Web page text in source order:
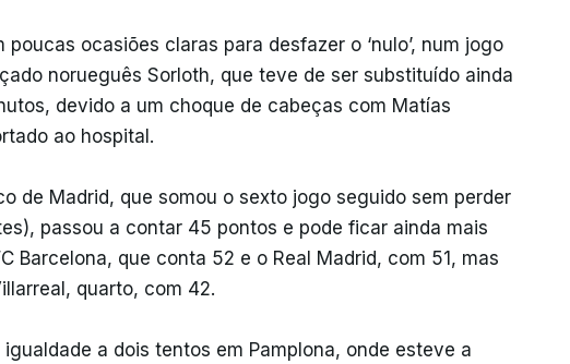
ocasiões claras para desfazer o ‘nulo’, num jogo
norueguês Sorloth, que teve de ser substituído ainda
devido a um choque de cabeças com Matías
ao hospital.
de Madrid, que somou o sexto jogo seguido sem perder
passou a contar 45 pontos e pode ficar ainda mais
Barcelona, que conta 52 e o Real Madrid, com 51, mas
quarto, com 42.
a dois tentos em Pamplona, onde esteve a